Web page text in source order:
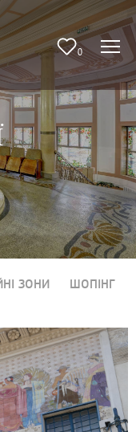
0
ЗОНИ ШОПІНГ